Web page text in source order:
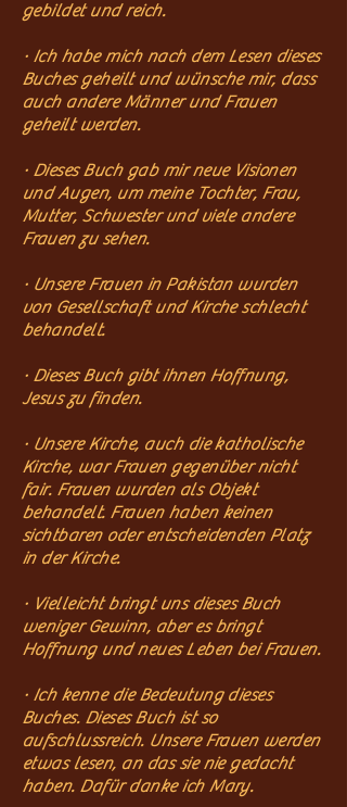
gebildet und reich.
· Ich habe mich nach dem Lesen dieses
Buches geheilt und wünsche mir, dass
auch andere Männer und Frauen
geheilt werden.
· Dieses Buch gab mir neue Visionen
und Augen, um meine Tochter, Frau,
Mutter, Schwester und viele andere
Frauen zu sehen.
· Unsere Frauen in Pakistan wurden
von Gesellschaft und Kirche schlecht
behandelt.
· Dieses Buch gibt ihnen Hoffnung,
Jesus zu finden.
· Unsere Kirche, auch die katholische
Kirche, war Frauen gegenüber nicht
fair. Frauen wurden als Objekt
behandelt. Frauen haben keinen
sichtbaren oder entscheidenden Platz
in der Kirche.
· Vielleicht bringt uns dieses Buch
weniger Gewinn, aber es bringt
Hoffnung und neues Leben bei Frauen.
· Ich kenne die Bedeutung dieses
Buches. Dieses Buch ist so
aufschlussreich. Unsere Frauen werden
etwas lesen, an das sie nie gedacht
haben. Dafür danke ich Mary.